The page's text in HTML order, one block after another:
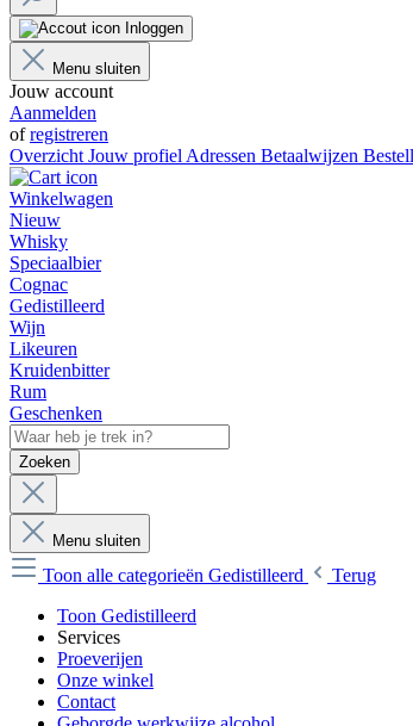
Inloggen
Menu sluiten
Jouw account
Aanmelden
ofregistreren
Overzicht Jouw profiel Adressen Betaalwijzen
Winkelwagen
Nieuw
Whisky
Speciaalbier
Cognac
Gedistilleerd
Wijn
Likeuren
Kruidenbitter
Rum
Geschenken
Zoeken
Menu sluiten
Toon alle categorieën Gedistilleerd
Terug
Toon Gedistilleerd
Services
Proeverijen
Onze winkel
Contact